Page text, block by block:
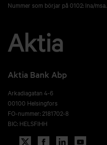
Nummer som börjar på 0102: lna/msa.
Aktia Bank Abp
Arkadiagatan 4-6
00100 Helsingfors
FO-nummer: 2181702-8
BIC: HELSFIHH